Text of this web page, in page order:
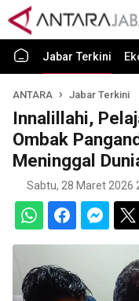
Jabar Terkini
ANTARA Jabar Terkini
Innalillahi,
Ombak
Meninggal
Sabtu, 28 Maret 2026